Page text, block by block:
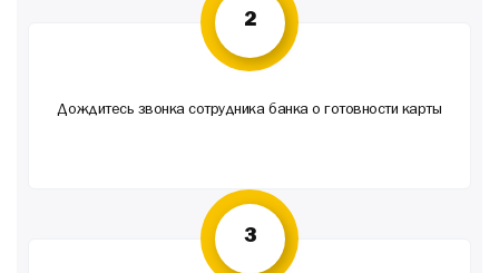
2
Дождитесь звонка сотрудника банка о готовности карты
3